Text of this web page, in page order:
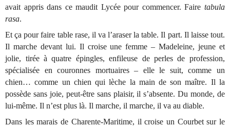
avait appris dans ce maudit Lycée pour commencer. Faire tabula
rasa.
Et ça pour faire table rase, il va l’araser la table. Il part. Il laisse tout.
Il marche devant lui. Il croise une femme – Madeleine, jeune et
jolie, tirée à quatre épingles, enfileuse de perles de profession,
spécialisée en couronnes mortuaires – elle le suit, comme un
chien… comme un chien qui lèche la main de son maître. Il la
possède sans joie, peut-être sans plaisir, il s’absente. Du monde, de
lui-même. Il n’est plus là. Il marche, il marche, il va au diable.
Dans les marais de Charente-Maritime, il croise un Courbet sur le